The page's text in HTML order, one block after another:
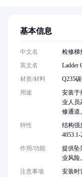
基本信息
中文名
检修梯
英文名
Ladder
材质/材料
Q235
用途
安装于
业人员
修通道。
特性
结构强
作用/功能
提供坠
业风险。
注意事项
安装时